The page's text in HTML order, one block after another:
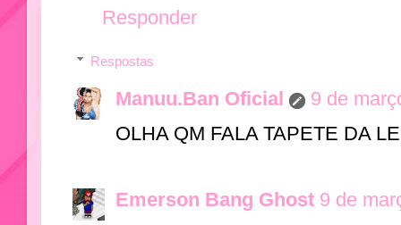
Responder
Respostas
Manuu.Ban Oficial
9 de
OLHA QM FALA TAPETE DA
Emerson Bang Ghost 9 de